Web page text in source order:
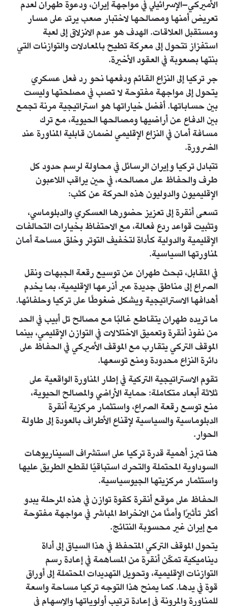
الأميركي–الإسرائيلي في مواجهة إيران، ودعوة طهران لعدم
تعريض أمنها ومصالحها لاختبار صعب يرتد على مسار
ومستقبل العلاقات. الهدف هو عدم الانزلاق إلى لعبة
استفزاز تتحول إلى معركة تطيح بالمعادلات والتوازنات التي
بنتها بصعوبة في العقود الأخيرة.
جر تركيا إلى النزاع القائم ودفعها نحو رد فعل عسكري
يتحول إلى مواجهة مفتوحة لا تصب في مصلحتها وليست
بين حساباتها. أفضل خياراتها هو استراتيجية مرنة تجمع
بين الدفاع عن أراضيها ومصالحها الحيوية، مع ترك
مسافة أمان في النزاع الإقليمي لضمان قابلية المناورة عند
الضرورة.
تتبادل تركيا وإيران الرسائل في محاولة لرسم حدود كل
طرف والحفاظ على مصالحه، في حين يراقب اللاعبون
الإقليميون والدوليون هذه الحركة عن كثب:
تسعى أنقرة إلى تعزيز حضورها العسكري والدبلوماسي،
وتثبيت قواعد ردع فعالة، مع الاحتفاظ بخيارات التحالفات
الإقليمية والدولية كأداة لتخفيف التوتر وخلق مساحة أمان
لمناورتها السياسية.
في المقابل، تبحث طهران عن توسيع رقعة الجبهات ونقل
الصراع إلى مناطق جديدة عبر أذرعها الإقليمية، بما يخدم
أهدافها الاستراتيجية ويشكل ضغوطًا على تركيا وحلفائها.
ما تريده طهران يتقاطع غالبًا مع مصالح تل أبيب في الحد
من نفوذ أنقرة وتعميق الاختلالات في التوازن الإقليمي، بينما
الموقف التركي يتقارب مع الموقف الأميركي في الحفاظ على
دائرة النزاع محدودة ومنع توسعها.
تقوم الاستراتيجية التركية في إطار المناورة الواقعية على
ثلاثة أبعاد متكاملة: حماية الأراضي والمصالح الحيوية،
منع توسع رقعة الصراع، واستثمار مركزية أنقرة
الدبلوماسية والسياسية لإقناع الأطراف بالعودة إلى طاولة
الحوار.
هنا تبرز أهمية قدرة تركيا على استشراف السيناريوهات
السوداوية المحتملة والتحرك استباقيًا لقطع الطريق عليها
واستثمار مركزيتها الجيوسياسية.
الحفاظ على موقع أنقرة كقوة توازن في هذه المرحلة يبدو
أكثر تأثيرًا وأمنًا من الانخراط المباشر في مواجهة مفتوحة
مع إيران غير محسوبة النتائج.
يتحول الموقف التركي المتحفظ في هذا السياق إلى أداة
ديناميكية تمكّن أنقرة من المساهمة في إعادة رسم
التوازنات الإقليمية، وتحويل التهديدات المحتملة إلى أوراق
قوة في يدها. كما يمنح هذا التوجه تركيا مساحة واسعة
للمناورة والمرونة في إعادة ترتيب أولوياتها والإسهام في